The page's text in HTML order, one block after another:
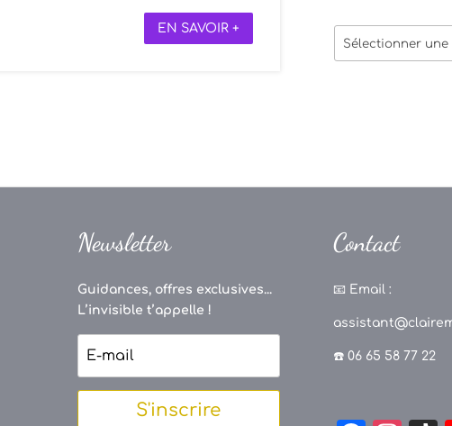
EN SAVOIR +
Thèmes
des
Newsletter
Guidances, offres exclusives...
L’invisible t’appelle !
S'inscrire
Contact
📧 Email :
☎️ 06 65 58 77 22